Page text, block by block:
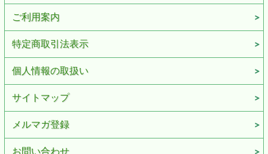
ご利用案内
特定商取引法表示
個人情報の取扱い
サイトマップ
メルマガ登録
お問い合わせ